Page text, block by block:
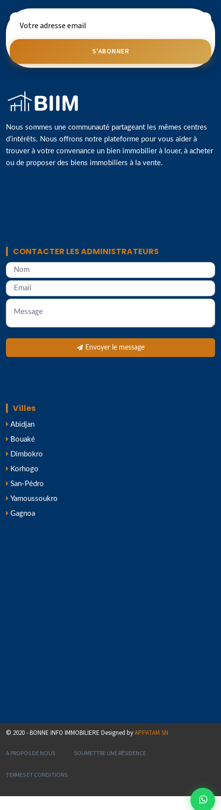
S'ABONNER
Nous sommes une communauté partageant les mêmes centres
d’intérêts. Nous offrons notre plateforme pour vous aider à
trouver à votre convenance un bien immobilier à louer, à acheter
ou de proposer des biens immobiliers à la vente.
CONTACTER LES ADMINISTRATEURS
Envoyer le message
Villes
Abidjan
Bouaké
Dimbokro
Korhogo
San-Pédro
Yamoussoukro
Gagnoa
© 2020 - BONNE INFO IMMOBILIERE Designed byAPPATAM SN
A PROPOS DE NOUS SOUMETTRE UNE RÉSIDENCE
TERMES ET CONDITIONS